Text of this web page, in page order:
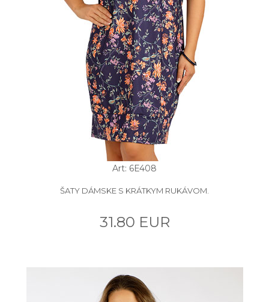
Art: 6E408
ŠATY DÁMSKE S KRÁTKYM RUKÁVOM.
31.80 EUR